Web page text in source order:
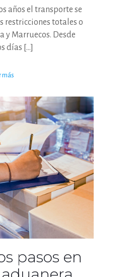
años el transporte se
restricciones totales o
y Marruecos. Desde
días […]
más
pasos en